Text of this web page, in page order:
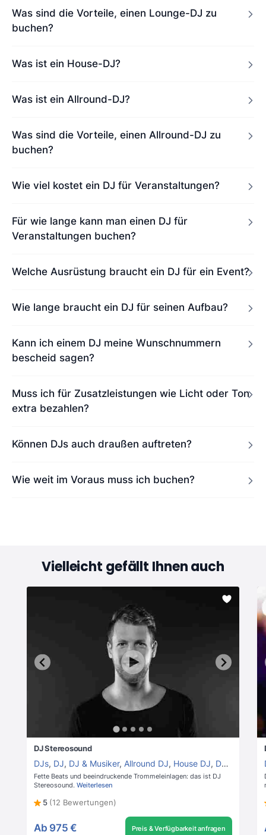
Was sind die Vorteile, einen Lounge-DJ zu
buchen?
Was ist ein House-DJ?
Was ist ein Allround-DJ?
Was sind die Vorteile, einen Allround-DJ zu
buchen?
Wie viel kostet ein DJ für Veranstaltungen?
Für wie lange kann man einen DJ für
Veranstaltungen buchen?
Welche Ausrüstung braucht ein DJ für ein Event?
Wie lange braucht ein DJ für seinen Aufbau?
Kann ich einem DJ meine Wunschnummern
bescheid sagen?
Muss ich für Zusatzleistungen wie Licht oder Ton
extra bezahlen?
Können DJs auch draußen auftreten?
Wie weit im Voraus muss ich buchen?
Vielleicht gefällt Ihnen auch
DJ Stereosound
DJs, DJ, DJ & Musiker, Allround DJ, House DJ, DJ & Perkussion
Fette Beats und beeindruckende Trommeleinlagen: das ist DJ
Stereosound. Weiterlesen
5 (12 Bewertungen)
Ab 975 € Preis & Verfügbarkeit anfragen